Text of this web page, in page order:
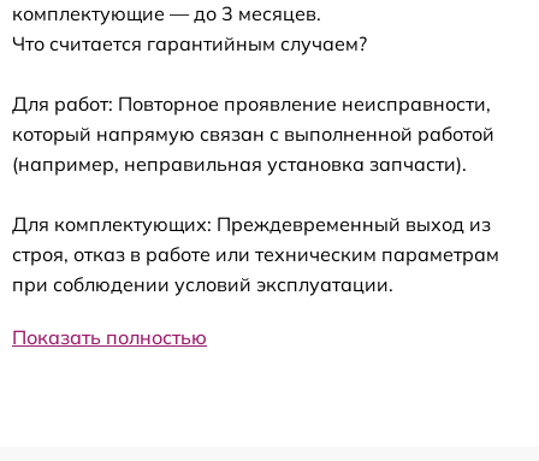
комплектующие — до 3 месяцев.
Что считается гарантийным случаем?
Для работ: Повторное проявление неисправности,
который напрямую связан с выполненной работой
(например, неправильная установка запчасти).
Для комплектующих: Преждевременный выход из
строя, отказ в работе или техническим параметрам
при соблюдении условий эксплуатации.
Показать полностью